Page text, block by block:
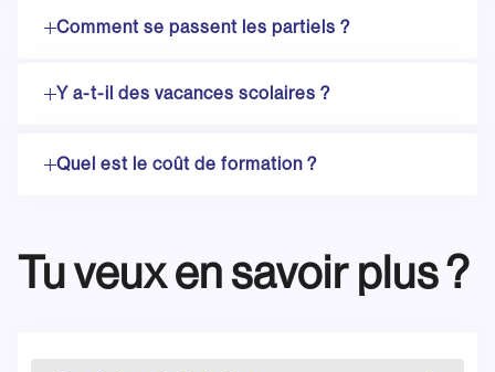
Comment se passent les partiels ?
Y a-t-il des vacances scolaires ?
Quel est le coût de formation ?
Tu veux en savoir plus ?